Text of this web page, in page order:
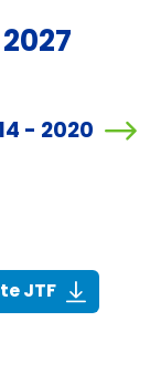
- 2020
JTF(268,6